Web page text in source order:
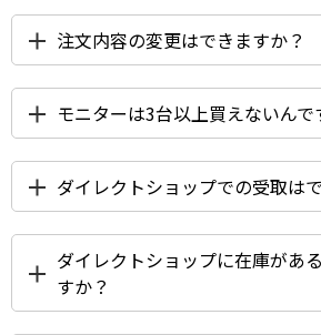
Windows 11|Copilot+ PC Windows 11
修理・サポート&サービス
領収書発行手順について
ウェブサイトからの通知について
注文内容の変更はできますか？
モニターは3台以上買えないんで
ダイレクトショップでの受取は
ダイレクトショップに在庫があ
すか？